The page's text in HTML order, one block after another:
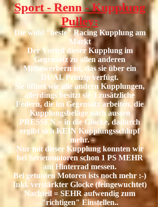
Sport - Renn - Kupplung
Pulley:
Die wohl "beste" Racing Kupplung am
Markt
Der Vorteil dieser Kupplung im
Gegensatz zu allen anderen
Mitbewerbern ist, das sie über ein
DUAL Prinzip verfügt.
Sie öffnet wie alle andern Kupplungen,
allerdings besitzt sie 3 zusätzliche
Federn, die im Gegensatz arbeiten, die
Kupplungsbeläge nach aussen
PRESSEN = in die Glocke, dadurch
ergibt sich KEIN Kupplungsschlupf
mehr.
Nur mit dieser Kupplung konnten wir
bei Serienmotoren schon 1 PS MEHR
am Hinterrad messen.
Bei getunten Motoren ists noch mehr :-)
Inkl. verstärkter Glocke (feingewuchtet)
Nachteil = SEHR aufwendig zum
"richtigen" Einstellen..